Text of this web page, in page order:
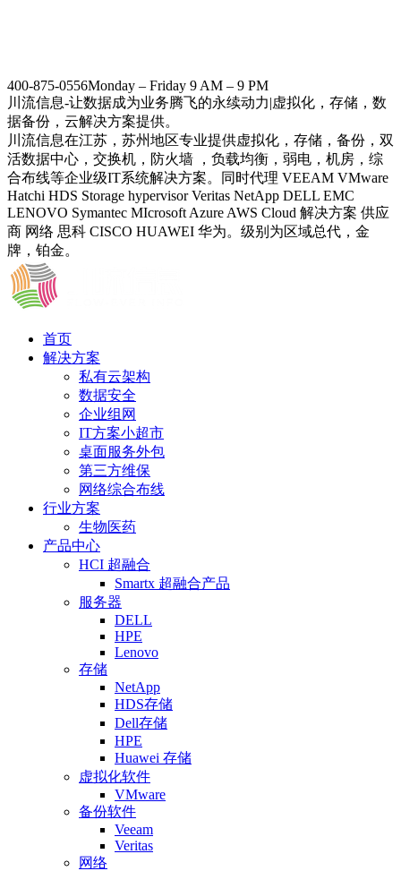
400-875-0556Monday – Friday 9 AM – 9 PM
川流信息-让数据成为业务腾飞的永续动力|虚拟化，存储，数
据备份，云解决方案提供。
川流信息在江苏，苏州地区专业提供虚拟化，存储，备份，双
活数据中心，交换机，防火墙 ，负载均衡，弱电，机房，综
合布线等企业级IT系统解决方案。同时代理 VEEAM VMware
Hatchi HDS Storage hypervisor Veritas NetApp DELL EMC
LENOVO Symantec MIcrosoft Azure AWS Cloud 解决方案 供应
商 网络 思科 CISCO HUAWEI 华为。级别为区域总代，金
牌，铂金。
首页
解决方案
私有云架构
数据安全
企业组网
IT方案小超市
桌面服务外包
第三方维保
网络综合布线
行业方案
生物医药
产品中心
HCI 超融合
Smartx 超融合产品
服务器
DELL
HPE
Lenovo
存储
NetApp
HDS存储
Dell存储
HPE
Huawei 存储
虚拟化软件
VMware
备份软件
Veeam
Veritas
网络